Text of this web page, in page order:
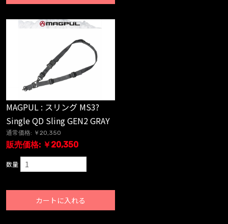
MAGPUL : スリング MS3?
Single QD Sling GEN2 GRAY
通常価格: ￥20,350
販売価格: ￥20,350
数量
カートに入れる